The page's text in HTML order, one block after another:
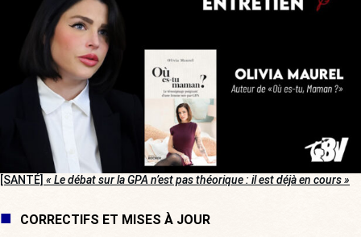
[SANTÉ] « Le débat sur la GPA n’est pas théorique : il est déjà en cours »
CORRECTIFS ET MISES À JOUR